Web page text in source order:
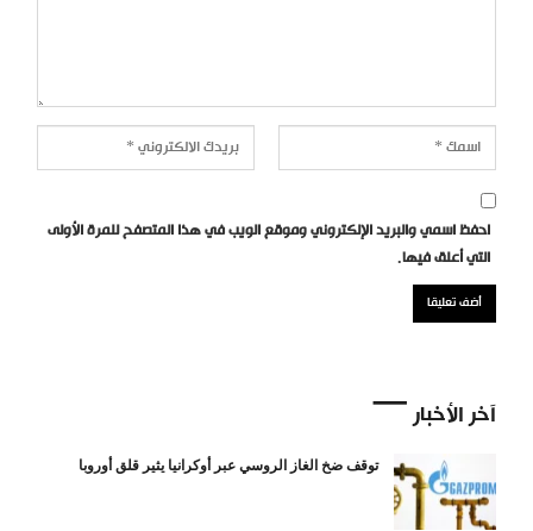
احفظ اسمي والبريد الإلكتروني وموقع الويب في هذا المتصفح للمرة الأولى
التي أعلق فيها.
آخر الأخبار
توقف ضخ الغاز الروسي عبر أوكرانيا يثير قلق أوروبا